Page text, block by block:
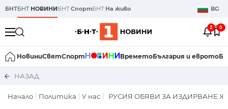
БНТБНТ НОВИНИБНТСпортБНТ На живо BG
2 0
НовиниСвятСпорт ВреметоБългария и еврото
НАЗАД
Начало Политика У нас РУСИЯ ОБЯВИ ЗА ИЗДИРВАНЕ